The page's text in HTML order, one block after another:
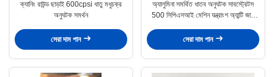
ক্যানিং রাউন্ড ছাড়াই 600cpsi ধাতু মধুচক্র
অনুঘটক সমর্থন
সেরা দাম পান
অ্যালুমিনা সমর্থিত ধাতব অনুঘটক সাবস্ট্রেটস
500 সিপিএসআই মেশিন যন্ত্রাংশ অ্যান্টি জারা
সেরা দাম পান